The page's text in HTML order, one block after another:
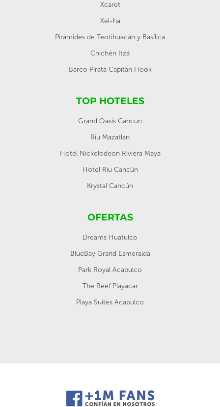
Xcaret
Xel-ha
Pirámides de Teotihuacán y Basílica
Chichén Itzá
Barco Pirata Capitan Hook
TOP HOTELES
Grand Oasis Cancun
Riu Mazatlan
Hotel Nickelodeon Riviera Maya
Hotel Riu Cancún
Krystal Cancún
OFERTAS
Dreams Huatulco
BlueBay Grand Esmeralda
Park Royal Acapulco
The Reef Playacar
Playa Suites Acapulco